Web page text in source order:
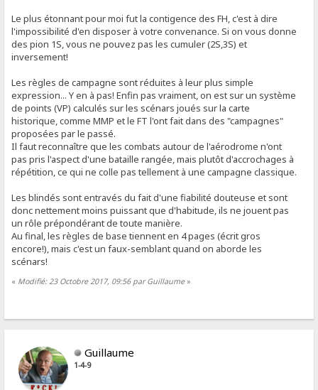
Le plus étonnant pour moi fut la contigence des FH, c'est à dire
l'impossibilité d'en disposer à votre convenance. Si on vous donne
des pion 1S, vous ne pouvez pas les cumuler (2S,3S) et
inversement!
Les règles de campagne sont réduites à leur plus simple
expression... Y en à pas! Enfin pas vraiment, on est sur un système
de points (VP) calculés sur les scénars joués sur la carte
historique, comme MMP et le FT l'ont fait dans des "campagnes"
proposées par le passé.
Il faut reconnaître que les combats autour de l'aérodrome n'ont
pas pris l'aspect d'une bataille rangée, mais plutôt d'accrochages à
répétition, ce qui ne colle pas tellement à une campagne classique.
Les blindés sont entravés du fait d'une fiabilité douteuse et sont
donc nettement moins puissant que d'habitude, ils ne jouent pas
un rôle prépondérant de toute manière.
Au final, les règles de base tiennent en 4 pages (écrit gros
encore!), mais c'est un faux-semblant quand on aborde les
scénars!
« Modifié: 23 Octobre 2017, 09:56 par Guillaume»
Guillaume
1-4-9